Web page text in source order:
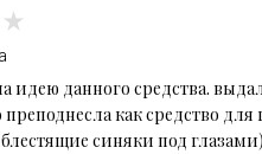
идею данного средства.
преподнесла как средство
синяки под